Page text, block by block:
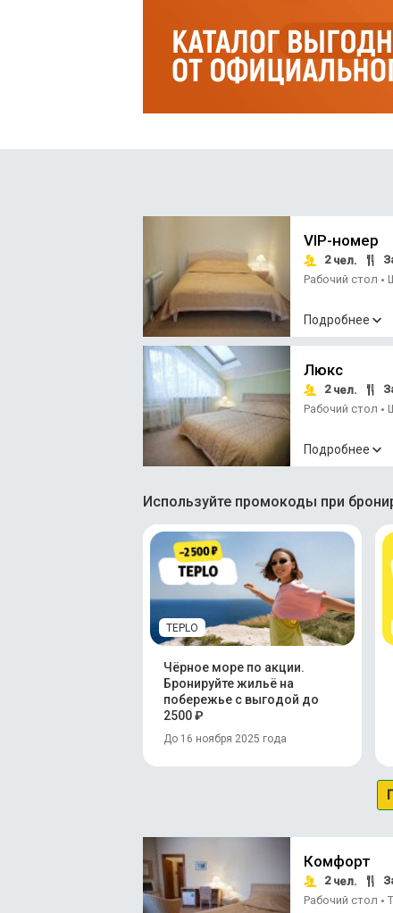
VIP-номер
2чел.
Рабочий стол •
Подробнее
Люкс
2чел.
Рабочий стол •
Подробнее
Используйте промокоды при
TEPLO
Чёрное море по акции.
Бронируйте жильё на
побережье с выгодой до
2500 ₽
До 16 ноября 2025 года
Комфорт
2чел.
Рабочий стол •